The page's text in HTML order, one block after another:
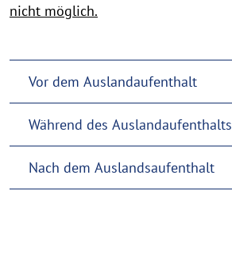
nicht möglich.
Vor dem Auslandaufenthalt
Während des Auslandaufenthalts
Nach dem Auslandsaufenthalt